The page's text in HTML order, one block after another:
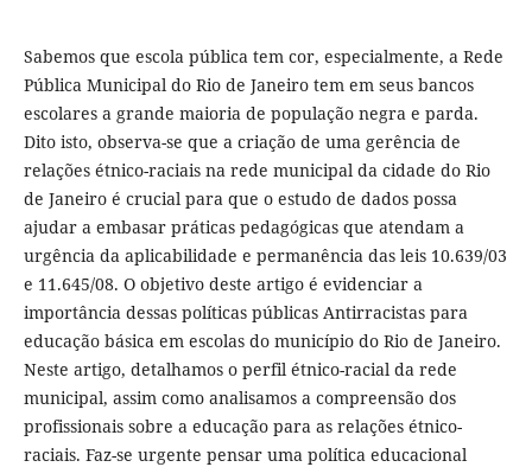
Sabemos que escola pública tem cor, especialmente, a Rede
Pública Municipal do Rio de Janeiro tem em seus bancos
escolares a grande maioria de população negra e parda.
Dito isto, observa-se que a criação de uma gerência de
relações étnico-raciais na rede municipal da cidade do Rio
de Janeiro é crucial para que o estudo de dados possa
ajudar a embasar práticas pedagógicas que atendam a
urgência da aplicabilidade e permanência das leis 10.639/03
e 11.645/08. O objetivo deste artigo é evidenciar a
importância dessas políticas públicas Antirracistas para
educação básica em escolas do município do Rio de Janeiro.
Neste artigo, detalhamos o perfil étnico-racial da rede
municipal, assim como analisamos a compreensão dos
profissionais sobre a educação para as relações étnico-
raciais. Faz-se urgente pensar uma política educacional